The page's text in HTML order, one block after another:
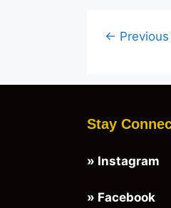
← Previous
Stay
» Instagram
» Facebook